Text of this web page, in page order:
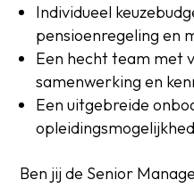
Individueel
pensioenregeling en
Een hecht team met
samenwerking en
Een uitgebreide
Ben jij de Senior